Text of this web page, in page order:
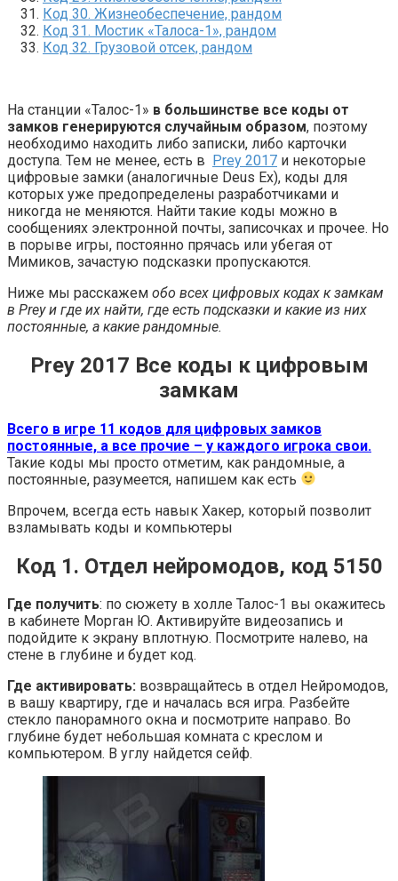
Код 30. Жизнеобеспечение, рандом
Код 31. Мостик «Талоса-1», рандом
Код 32. Грузовой отсек, рандом
На станции «Талос-1» в большинстве все коды от
замков генерируются случайным образом, поэтому
необходимо находить либо записки, либо карточки
доступа. Тем не менее, есть в Prey 2017 и некоторые
цифровые замки (аналогичные Deus Ex), коды для
которых уже предопределены разработчиками и
никогда не меняются. Найти такие коды можно в
сообщениях электронной почты, записочках и прочее. Но
в порыве игры, постоянно прячась или убегая от
Мимиков, зачастую подсказки пропускаются.
Ниже мы расскажем обо всех цифровых кодах к замкам
в Prey и где их найти, где есть подсказки и какие из них
постоянные, а какие рандомные.
Prey 2017 Все коды к цифровым
замкам
Всего в игре 11 кодов для цифровых замков
постоянные, а все прочие – у каждого игрока свои.
Такие коды мы просто отметим, как рандомные, а
постоянные, разумеется, напишем как есть
Впрочем, всегда есть навык Хакер, который позволит
взламывать коды и компьютеры
Код 1. Отдел нейромодов, код 5150
Где получить: по сюжету в холле Талос-1 вы окажитесь
в кабинете Морган Ю. Активируйте видеозапись и
подойдите к экрану вплотную. Посмотрите налево, на
стене в глубине и будет код.
Где активировать: возвращайтесь в отдел Нейромодов,
в вашу квартиру, где и началась вся игра. Разбейте
стекло панорамного окна и посмотрите направо. Во
глубине будет небольшая комната с креслом и
компьютером. В углу найдется сейф.